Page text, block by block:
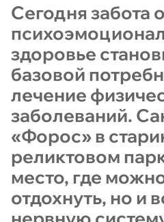
Сегодня забота о
здоровье
базовой
лечение
заболеваний.
«Форос» в
реликтовом
место, где
отдохнуть, но и